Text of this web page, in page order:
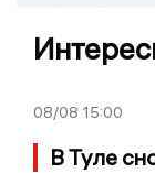
08/08 15:00
В Туле